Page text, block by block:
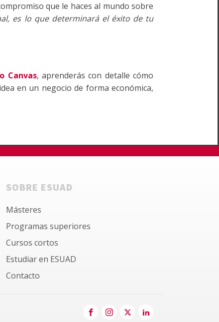
que le haces al mundo sobre
es lo que determinará el éxito de tu
Canvas, aprenderás con detalle cómo
en un negocio de forma económica,
SOBRE ESUAD
Másteres
Programas superiores
Cursos cortos
Estudiar en ESUAD
Contacto